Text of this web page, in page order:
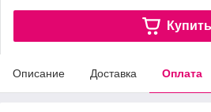
Купить
Описание Доставка Оплата